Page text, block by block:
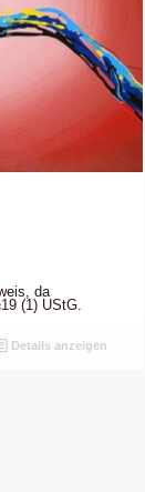
da
(1) UStG.
Details anzeigen